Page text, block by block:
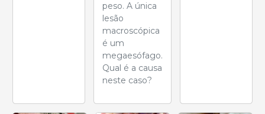
peso. A única
lesão
macroscópica
é um
megaesófago.
Qual é a causa
neste caso?